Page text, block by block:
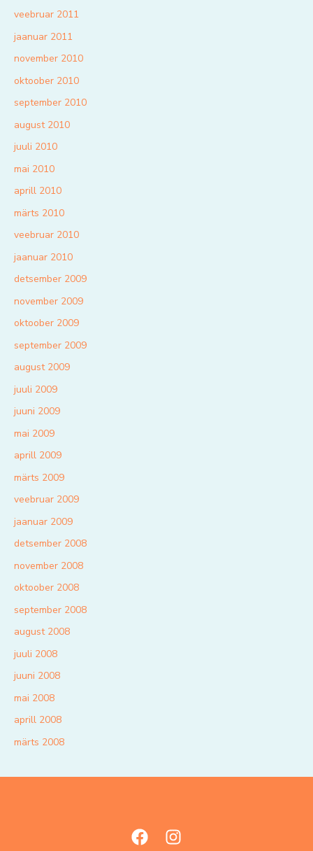
veebruar 2011
jaanuar 2011
november 2010
oktoober 2010
september 2010
august 2010
juuli 2010
mai 2010
aprill 2010
märts 2010
veebruar 2010
jaanuar 2010
detsember 2009
november 2009
oktoober 2009
september 2009
august 2009
juuli 2009
juuni 2009
mai 2009
aprill 2009
märts 2009
veebruar 2009
jaanuar 2009
detsember 2008
november 2008
oktoober 2008
september 2008
august 2008
juuli 2008
juuni 2008
mai 2008
aprill 2008
märts 2008